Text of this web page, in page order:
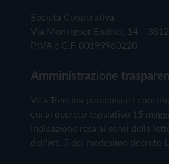
Società Cooperativa
Via Monsignor Endrici, 14 –
P.IVA e C.F. 00199960220
Amministrazione
Vita Trentina percepisce i
cui al decreto legislativo 15
Indicazione resa ai sensi della
dell'art. 5 del medesimo decreto